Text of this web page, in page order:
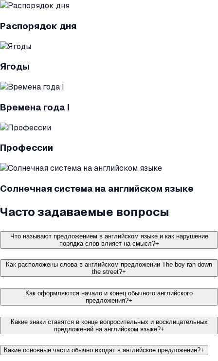
Распорядок дня
Ягоды
Времена года I
Профессии
Солнечная система на английском языке
Часто задаваемые вопросы
Что называют предложением в английском языке и как нарушение
порядка слов влияет на смысл?+
Как расположены слова в английском предложении The boy ran down
the street?+
Как оформляются начало и конец обычного английского
предложения?+
Какие знаки ставятся в конце вопросительных и восклицательных
предложений на английском языке?+
Какие основные части обычно входят в английское предложение?+